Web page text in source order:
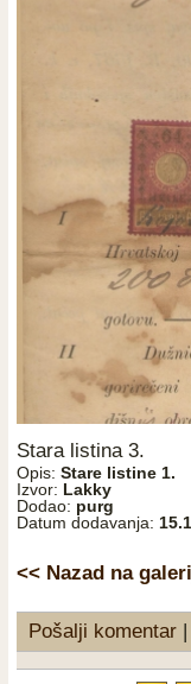
Stara listina 3.
Opis: Stare listine 1.
Izvor: Lakky
Dodao: purg
Datum dodavanja:
<< Nazad na
Pošalji komentar |